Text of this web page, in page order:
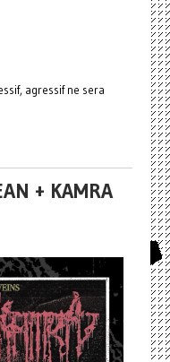
agressif ne sera
+ KAMRA